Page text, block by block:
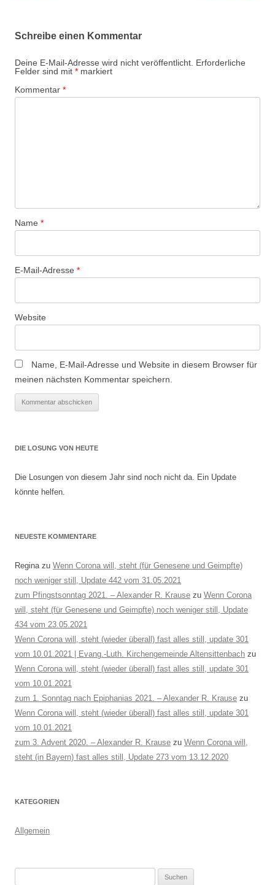
Schreibe einen Kommentar
Deine E-Mail-Adresse wird nicht veröffentlicht. Erforderliche
Felder sind mit * markiert
Kommentar *
Name *
E-Mail-Adresse *
Website
Name, E-Mail-Adresse und Website in diesem Browser für
meinen nächsten Kommentar speichern.
DIE LOSUNG VON HEUTE
Die Losungen von diesem Jahr sind noch nicht da. Ein Update
könnte helfen.
NEUESTE KOMMENTARE
Reginazu Wenn Corona will, steht (für Genesene und Geimpfte)
noch weniger still, Update 442 vom 31.05.2021
zum Pfingstsonntag 2021. – Alexander R. Krause zu Wenn Corona
will, steht (für Genesene und Geimpfte) noch weniger still, Update
434 vom 23.05.2021
Wenn Corona will, steht (wieder überall) fast alles still, update 301
vom 10.01.2021 | Evang.-Luth. Kirchengemeinde Altensittenbach zu
Wenn Corona will, steht (wieder überall) fast alles still, update 301
vom 10.01.2021
zum 1. Sonntag nach Epiphanias 2021. – Alexander R. Krause zu
Wenn Corona will, steht (wieder überall) fast alles still, update 301
vom 10.01.2021
zum 3. Advent 2020. – Alexander R. Krause zu Wenn Corona will,
steht (in Bayern) fast alles still, Update 273 vom 13.12.2020
KATEGORIEN
Allgemein